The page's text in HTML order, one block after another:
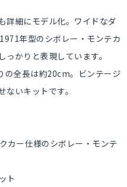
詳細にモデル化。ワイドなダ
年型のシボレー・モンテカ
かりと表現しています。
の全長は約20cm。ビンテージ
いキットです。
カー仕様のシボレー・モンテ
ト